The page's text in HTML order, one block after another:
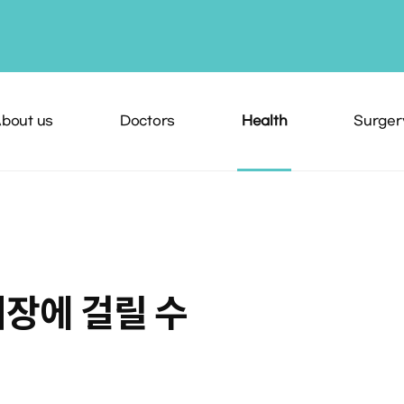
us Doctors Health
에 걸릴 수